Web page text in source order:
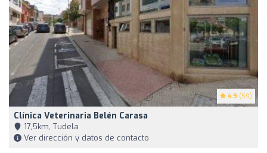
4.9 (59)
Clínica Veterinaria Belén Carasa
17,5km, Tudela
Ver dirección y datos de contacto